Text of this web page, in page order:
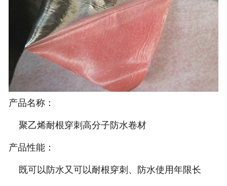
产品名称：
聚乙烯耐根穿刺高分子防水卷材
产品性能：
既可以防水又可以耐根穿刺、防水使用年限长